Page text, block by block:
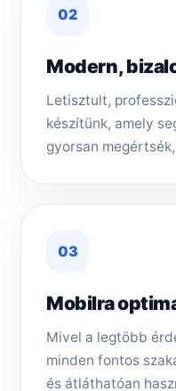
02
Modern,
Letisztult,
készítünk, amely
gyorsan
03
Mobilra
Mivel a legtöbb
minden fontos
és átláthatóan